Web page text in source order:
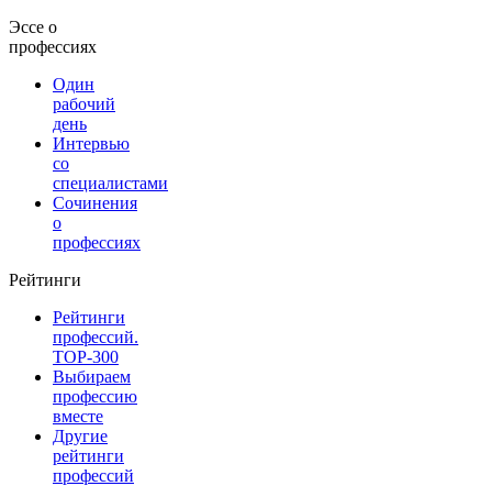
Эссе о
профессиях
Один
рабочий
день
Интервью
со
специалистами
Сочинения
о
профессиях
Рейтинги
Рейтинги
профессий.
TOP-300
Выбираем
профессию
вместе
Другие
рейтинги
профессий